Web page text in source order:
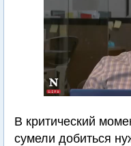
В критический
сумели добиться